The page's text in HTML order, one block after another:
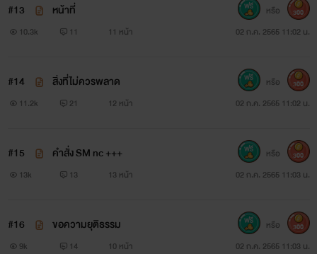
#13 หน้าที่
10.3k 11 11 หน้า 02 ก.ค. 2565 11:02 น.
หรือ 300
#14 สิ่งที่ไม่ควรพลาด
11.2k 21 12 หน้า 02 ก.ค. 2565 11:02 น.
หรือ 300
#15 คำสั่ง SM nc +++
13k 13 13 หน้า 02 ก.ค. 2565 11:03 น.
หรือ 300
#16 ขอความยุติธรรม
9k 14 10 หน้า 02 ก.ค. 2565 11:03 น.
หรือ 300